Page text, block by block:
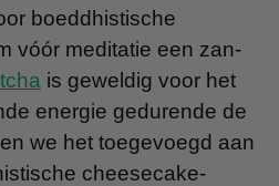
boeddhistische
vóór meditatie een zan-
is geweldig voor het
energie gedurende de
we het toegevoegd aan
cheesecake-